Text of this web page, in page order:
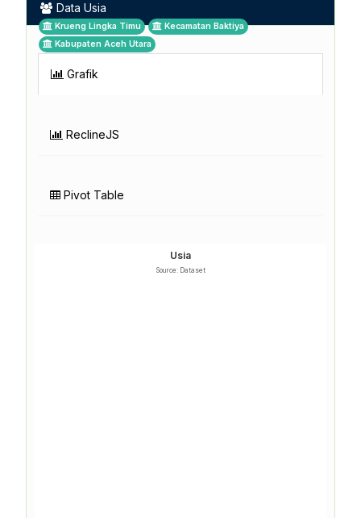
Data Usia
Krueng Lingka Timu
Kecamatan Baktiya
Kabupaten Aceh Utara
Grafik
ReclineJS
Pivot Table
Usia
Source: Dataset